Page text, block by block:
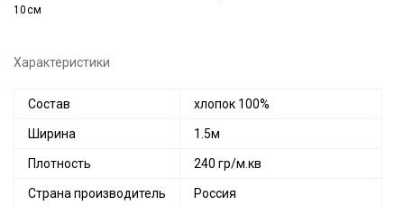
10см
Характеристики
Состав хлопок 100%
Ширина 1.5м
Плотность 240 гр/м.кв
Страна производитель Россия